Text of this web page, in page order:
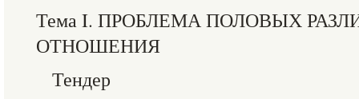
Тема I. ПРОБЛЕМА ПОЛОВЫХ
ОТНОШЕНИЯ
Тендер